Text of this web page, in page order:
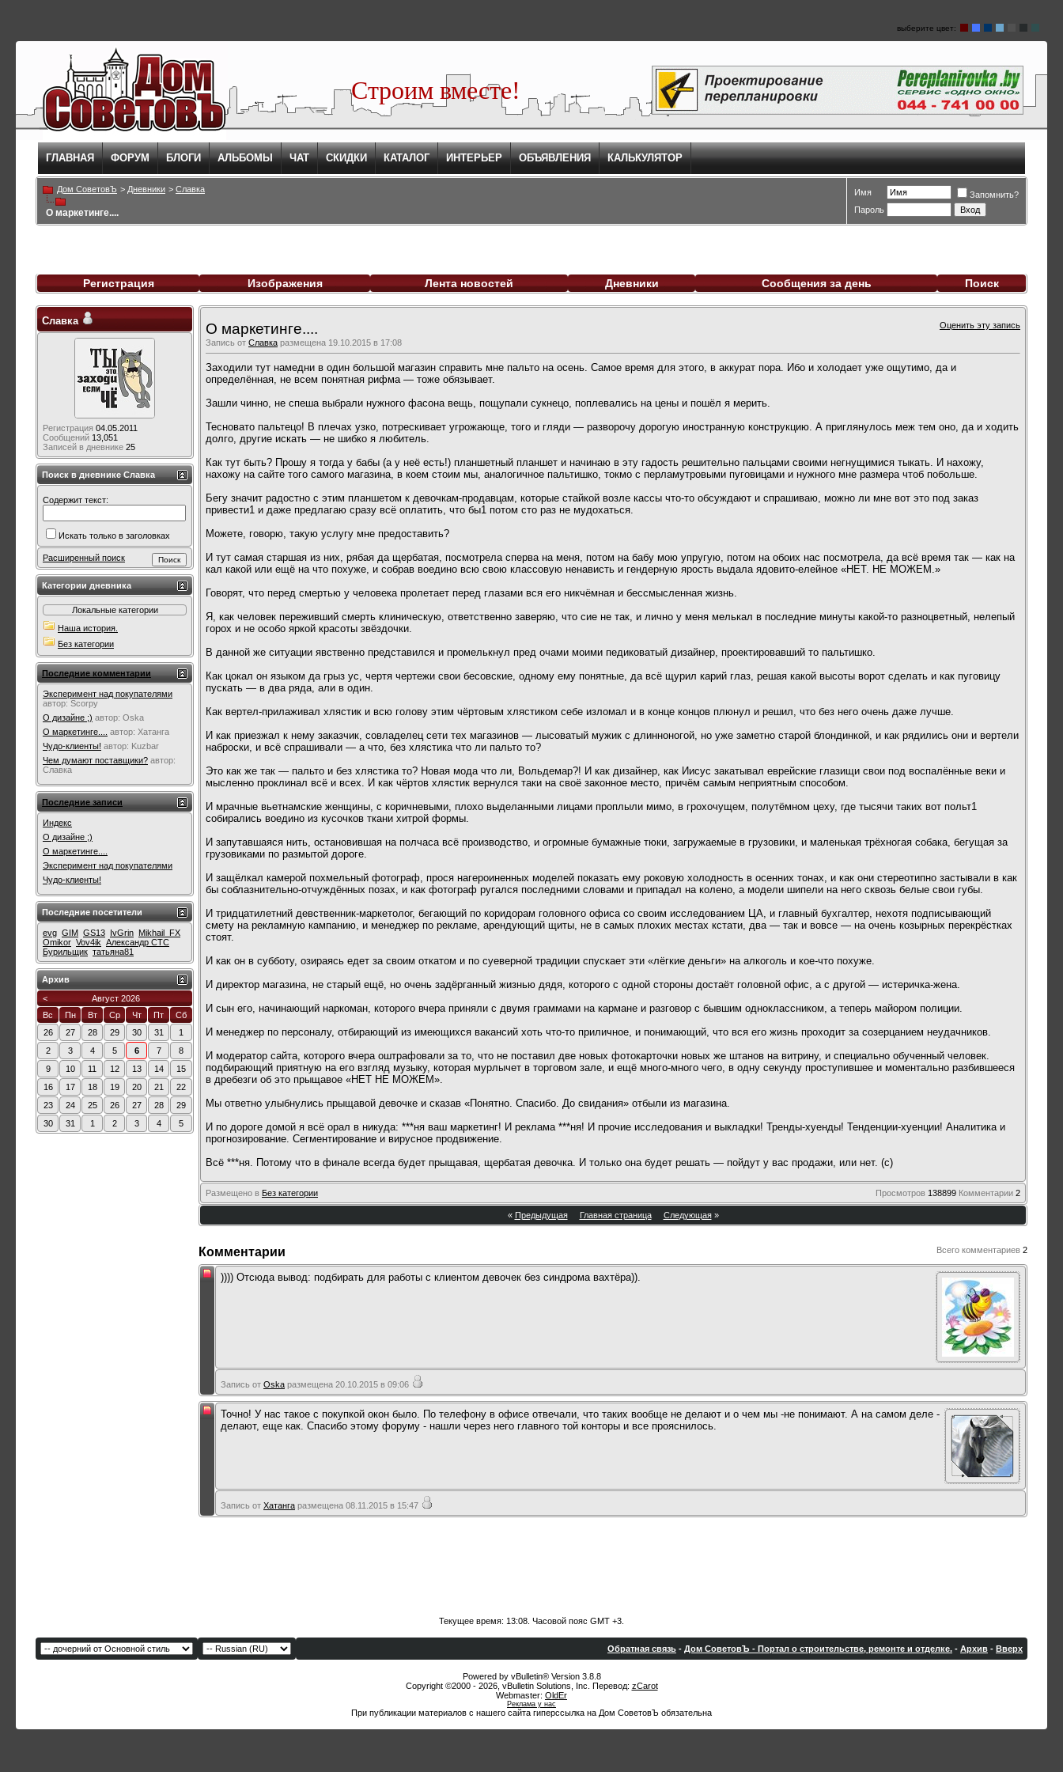
выберите цвет:
Строим вместе!
ГЛАВНАЯ ФОРУМ БЛОГИ АЛЬБОМЫ ЧАТ СКИДКИ КАТАЛОГ ИНТЕРЬЕР ОБЪЯВЛЕНИЯ КАЛЬКУЛЯТОР
Дом СоветовЪ > Дневники > Славка
О маркетинге....
Имя
Запомнить?
Пароль
Регистрация Изображения Лента новостей Дневники Сообщения за день Поиск
Оценить эту запись
О маркетинге....
Запись от Славка размещена 19.10.2015 в 17:08
Заходили тут намедни в один большой магазин справить мне пальто на осень. Самое время для этого, в аккурат пора. Ибо и холодает уже ощутимо, да и
определённая, не всем понятная рифма — тоже обязывает.
Зашли чинно, не спеша выбрали нужного фасона вещь, пощупали сукнецо, поплевались на цены и пошёл я мерить.
Тесновато пальтецо! В плечах узко, потрескивает угрожающе, того и гляди — разворочу дорогую иностранную конструкцию. А приглянулось меж тем оно, да и ходить
долго, другие искать — не шибко я любитель.
Как тут быть? Прошу я тогда у бабы (а у неё есть!) планшетный планшет и начинаю в эту гадость решительно пальцами своими негнущимися тыкать. И нахожу,
нахожу на сайте того самого магазина, в коем стоим мы, аналогичное пальтишко, токмо с перламутровыми пуговицами и нужного мне размера чтоб побольше.
Бегу значит радостно с этим планшетом к девочкам-продавцам, которые стайкой возле кассы что-то обсуждают и спрашиваю, можно ли мне вот это под заказ
привести1 и даже предлагаю сразу всё оплатить, что бы1 потом сто раз не мудохаться.
Можете, говорю, такую услугу мне предоставить?
И тут самая старшая из них, рябая да щербатая, посмотрела сперва на меня, потом на бабу мою упругую, потом на обоих нас посмотрела, да всё время так — как на
кал какой или ещё на что похуже, и собрав воедино всю свою классовую ненависть и гендерную ярость выдала ядовито-елейное «НЕТ. НЕ МОЖЕМ.»
Говорят, что перед смертью у человека пролетает перед глазами вся его никчёмная и бессмысленная жизнь.
Я, как человек переживший смерть клиническую, ответственно заверяю, что сие не так, и лично у меня мелькал в последние минуты какой-то разноцветный, нелепый
горох и не особо яркой красоты звёздочки.
В данной же ситуации явственно представился и промелькнул пред очами моими педиковатый дизайнер, проектировавший то пальтишко.
Как цокал он языком да грыз ус, чертя чертежи свои бесовские, одному ему понятные, да всё щурил карий глаз, решая какой высоты ворот сделать и как пуговицу
пускать — в два ряда, али в один.
Как вертел-прилаживал хлястик и всю голову этим чёртовым хлястиком себе изломал и в конце концов плюнул и решил, что без него очень даже лучше.
И как приезжал к нему заказчик, совладелец сети тех магазинов — лысоватый мужик с длинноногой, но уже заметно старой блондинкой, и как рядились они и вертели
наброски, и всё спрашивали — а что, без хлястика что ли пальто то?
Это как же так — пальто и без хлястика то? Новая мода что ли, Вольдемар?! И как дизайнер, как Иисус закатывал еврейские глазищи свои под воспалённые веки и
мысленно проклинал всё и всех. И как чёртов хлястик вернулся таки на своё законное место, причём самым неприятным способом.
И мрачные вьетнамские женщины, с коричневыми, плохо выделанными лицами проплыли мимо, в грохочущем, полутёмном цеху, где тысячи таких вот польт1
собирались воедино из кусочков ткани хитрой формы.
И запутавшаяся нить, остановившая на полчаса всё производство, и огромные бумажные тюки, загружаемые в грузовики, и маленькая трёхногая собака, бегущая за
грузовиками по размытой дороге.
И защёлкал камерой похмельный фотограф, прося нагероиненных моделей показать ему роковую холодность в осенних тонах, и как они стереотипно застывали в как
бы соблазнительно-отчуждённых позах, и как фотограф ругался последними словами и припадал на колено, а модели шипели на него сквозь белые свои губы.
И тридцатилетний девственник-маркетолог, бегающий по коридорам головного офиса со своим исследованием ЦА, и главный бухгалтер, нехотя подписывающий
смету на рекламную кампанию, и менеджер по рекламе, арендующий щиты, не в самых плохих местах кстати, два — так и вовсе — на очень козырных перекрёстках
стоят.
И как он в субботу, озираясь едет за своим откатом и по суеверной традиции спускает эти «лёгкие деньги» на алкоголь и кое-что похуже.
И директор магазина, не старый ещё, но очень задёрганный жизнью дядя, которого с одной стороны достаёт головной офис, а с другой — истеричка-жена.
И сын его, начинающий наркоман, которого вчера приняли с двумя граммами на кармане и разговор с бывшим одноклассником, а теперь майором полиции.
И менеджер по персоналу, отбирающий из имеющихся вакансий хоть что-то приличное, и понимающий, что вся его жизнь проходит за созерцанием неудачников.
И модератор сайта, которого вчера оштрафовали за то, что не поставил две новых фотокарточки новых же штанов на витрину, и специально обученный человек.
подбирающий приятную на его взгляд музыку, которая мурлычет в торговом зале, и ещё много-много чего, в одну секунду проступившее и моментально разбившееся
в дребезги об это прыщавое «НЕТ НЕ МОЖЕМ».
Мы ответно улыбнулись прыщавой девочке и сказав «Понятно. Спасибо. До свидания» отбыли из магазина.
И по дороге домой я всё орал в никуда: ***ня ваш маркетинг! И реклама ***ня! И прочие исследования и выкладки! Тренды-хуенды! Тенденции-хуенции! Аналитика и
прогнозирование. Сегментирование и вирусное продвижение.
Всё ***ня. Потому что в финале всегда будет прыщавая, щербатая девочка. И только она будет решать — пойдут у вас продажи, или нет. (с)
Размещено в Без категории Просмотров 138899 Комментарии 2
« Предыдущая Главная страница Следующая»
Всего комментариев 2
Комментарии
)))) Отсюда вывод: подбирать для работы с клиентом девочек без синдрома вахтёра)).
Запись от Oska размещена 20.10.2015 в 09:06
Точно! У нас такое с покупкой окон было. По телефону в офисе отвечали, что таких вообще не делают и о чем мы -не понимают. А на самом деле -
делают, еще как. Спасибо этому форуму - нашли через него главного той конторы и все прояснилось.
Запись от Хатанга размещена 08.11.2015 в 15:47
Славка
Регистрация 04.05.2011
Сообщений 13,051
Записей в дневнике 25
Поиск в дневнике Славка
Содержит текст:
Искать только в заголовках
Расширенный поиск
Категории дневника
Локальные категории
Наша история.
Без категории
Последние комментарии
Эксперимент над покупателями
автор: Scorpy
О дизайне ;) автор: Oska
О маркетинге....
автор: Хатанга
Чудо-клиенты! автор: Kuzbar
Чем думают поставщики? автор:
Славка
Последние записи
Индекс
О дизайне ;)
О маркетинге....
Эксперимент над покупателями
Чудо-клиенты!
Последние посетители
evg GIM GS13 IvGrin Mikhail_FX
Omikor Vov4ik Александр СТС
Бурильщик татьяна81
Архив
<
Август 2026
Вс
Пн Вт Ср Чт Пт
Сб
26
27 28 29 30 31
1
2
3 4 5 6 7
8
9
10 11 12 13 14
15
16
17 18 19 20 21
22
23
24 25 26 27 28
29
30
31 1 2 3 4 5
Текущее время: 13:08 . Часовой пояс GMT +3.
Обратная связь - Дом СоветовЪ - Портал о строительстве, ремонте и отделке. - Архив - Вверх
Powered by vBulletin® Version 3.8.8
Copyright ©2000 - 2026, vBulletin Solutions, Inc. Перевод: zCarot
Webmaster: OldEr
Реклама у нас
При публикации материалов с нашего сайта гиперссылка на Дом СоветовЪ обязательна